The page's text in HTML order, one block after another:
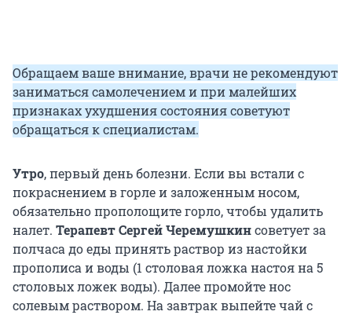
Обращаем ваше внимание, врачи не рекомендуют
заниматься самолечением и при малейших
признаках ухудшения состояния советуют
обращаться к специалистам.
Утро, первый день болезни. Если вы встали с
покраснением в горле и заложенным носом,
обязательно прополощите горло, чтобы удалить
налет. Терапевт Сергей Черемушкинсоветует за
полчаса до еды принять раствор из настойки
прополиса и воды (1 столовая ложка настоя на 5
столовых ложек воды). Далее промойте нос
солевым раствором. На завтрак выпейте чай с